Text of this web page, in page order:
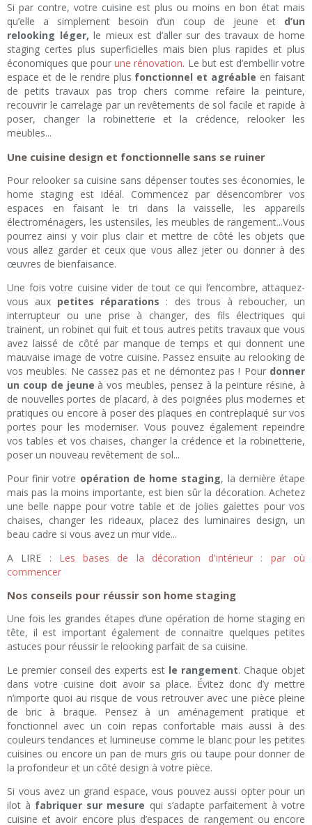
Si par contre, votre cuisine est plus ou moins en bon état mais
qu’elle a simplement besoin d’un coup de jeune et d’un
relooking léger, le mieux est d’aller sur des travaux de home
staging certes plus superficielles mais bien plus rapides et plus
économiques que pourune rénovation. Le but est d’embellir votre
espace et de le rendre plus fonctionnel et agréable en faisant
de petits travaux pas trop chers comme refaire la peinture,
recouvrir le carrelage par un revêtements de sol facile et rapide à
poser, changer la robinetterie et la crédence, relooker les
meubles...
Une cuisine design et fonctionnelle sans se ruiner
Pour relooker sa cuisine sans dépenser toutes ses économies, le
home staging est idéal. Commencez par désencombrer vos
espaces en faisant le tri dans la vaisselle, les appareils
électroménagers, les ustensiles, les meubles de rangement...Vous
pourrez ainsi y voir plus clair et mettre de côté les objets que
vous allez garder et ceux que vous allez jeter ou donner à des
œuvres de bienfaisance.
Une fois votre cuisine vider de tout ce qui l’encombre, attaquez-
vous aux petites réparations : des trous à reboucher, un
interrupteur ou une prise à changer, des fils électriques qui
trainent, un robinet qui fuit et tous autres petits travaux que vous
avez laissé de côté par manque de temps et qui donnent une
mauvaise image de votre cuisine. Passez ensuite au relooking de
vos meubles. Ne cassez pas et ne démontez pas ! Pour donner
un coup de jeune à vos meubles, pensez à la peinture résine, à
de nouvelles portes de placard, à des poignées plus modernes et
pratiques ou encore à poser des plaques en contreplaqué sur vos
portes pour les moderniser. Vous pouvez également repeindre
vos tables et vos chaises, changer la crédence et la robinetterie,
poser un nouveau revêtement de sol...
Pour finir votre opération de home staging, la dernière étape
mais pas la moins importante, est bien sûr la décoration. Achetez
une belle nappe pour votre table et de jolies galettes pour vos
chaises, changer les rideaux, placez des luminaires design, un
beau cadre si vous avez un mur vide...
A LIRE : Les bases de la décoration d'intérieur : par où
commencer
Nos conseils pour réussir son home staging
Une fois les grandes étapes d’une opération de home staging en
tête, il est important également de connaitre quelques petites
astuces pour réussir le relooking parfait de sa cuisine.
Le premier conseil des experts est le rangement. Chaque objet
dans votre cuisine doit avoir sa place. Évitez donc d’y mettre
n’importe quoi au risque de vous retrouver avec une pièce pleine
de bric à braque. Pensez à un aménagement pratique et
fonctionnel avec un coin repas confortable mais aussi à des
couleurs tendances et lumineuse comme le blanc pour les petites
cuisines ou encore un pan de murs gris ou taupe pour donner de
la profondeur et un côté design à votre pièce.
Si vous avez un grand espace, vous pouvez aussi opter pour un
ilot à fabriquer sur mesure qui s’adapte parfaitement à votre
cuisine et avoir encore plus d’espaces de rangement ou encore